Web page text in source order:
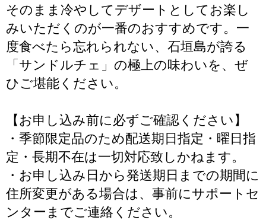
そのまま冷やしてデザートとしてお楽し
みいただくのが一番のおすすめです。一
度食べたら忘れられない、石垣島が誇る
「サンドルチェ」の極上の味わいを、ぜ
ひご堪能ください。
【お申し込み前に必ずご確認ください】
・季節限定品のため配送期日指定・曜日指
定・長期不在は一切対応致しかねます。
・お申し込み日から発送期日までの期間に
住所変更がある場合は、事前にサポートセ
ンターまでご連絡ください。